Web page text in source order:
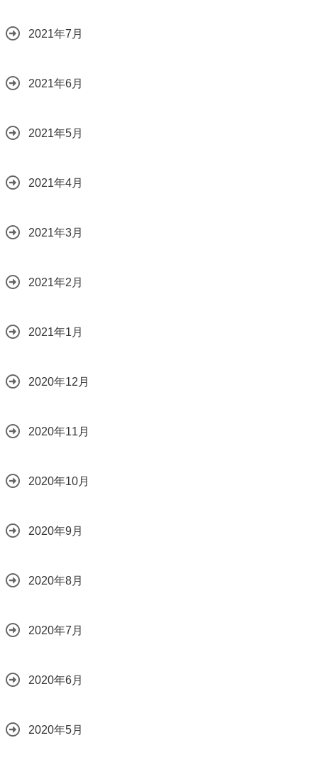
2021年7月
2021年6月
2021年5月
2021年4月
2021年3月
2021年2月
2021年1月
2020年12月
2020年11月
2020年10月
2020年9月
2020年8月
2020年7月
2020年6月
2020年5月